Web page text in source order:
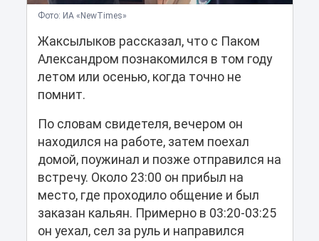
Фото: ИА «NewTimes»
Жаксылыков рассказал, что с Паком
Александром познакомился в том году
летом или осенью, когда точно не
помнит.
По словам свидетеля, вечером он
находился на работе, затем поехал
домой, поужинал и позже отправился на
встречу. Около 23:00 он прибыл на
место, где проходило общение и был
заказан кальян. Примерно в 03:20-03:25
он уехал, сел за руль и направился